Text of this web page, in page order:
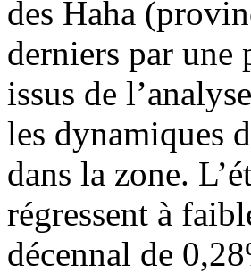
des Haha
derniers par une
issus de
les dynamiques
dans la zone.
régressent à
décennal de